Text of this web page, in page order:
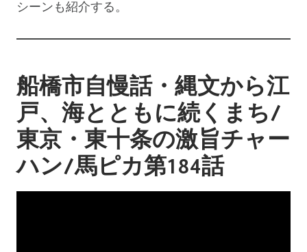
シーンも紹介する。
船橋市自慢話・縄文から江
戸、海とともに続くまち/
東京・東十条の激旨チャー
ハン/馬ピカ第184話